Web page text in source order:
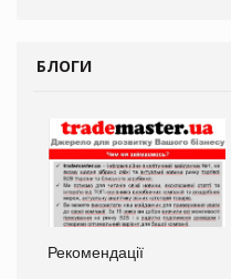
БЛОГИ
Рекомендації